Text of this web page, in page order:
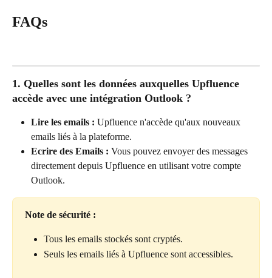
FAQs
1. Quelles sont les données auxquelles Upfluence
accède avec une intégration Outlook ?
Lire les emails : Upfluence n'accède qu'aux nouveaux
emails liés à la plateforme.
Ecrire des Emails : Vous pouvez envoyer des messages
directement depuis Upfluence en utilisant votre compte
Outlook.
Note de sécurité :
Tous les emails stockés sont cryptés.
Seuls les emails liés à Upfluence sont accessibles.